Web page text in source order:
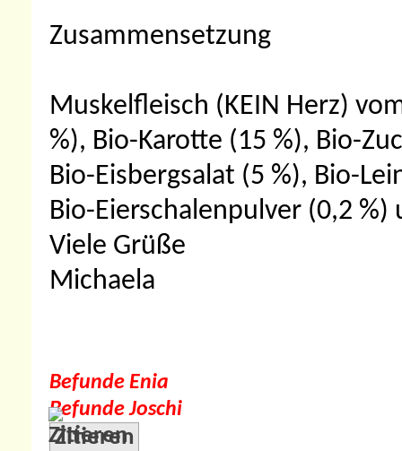
Zusammensetzung
Muskelfleisch (KEIN Herz)
%), Bio-Karotte (15 %), Bio-
Bio-Eisbergsalat (5 %), Bio-
Bio-Eierschalenpulver (0,2 %)
Viele Grüße
Michaela
Befunde Enia
Befunde Joschi
Zitieren